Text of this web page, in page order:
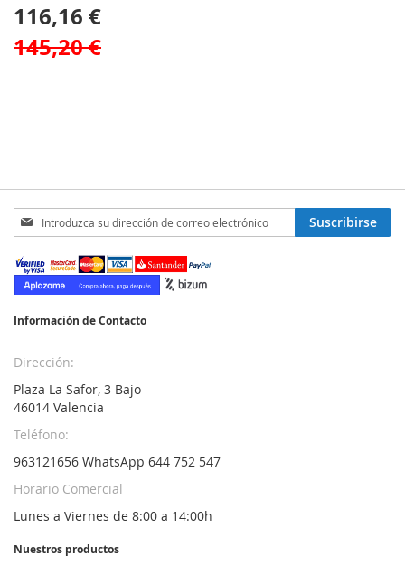
116,16 €
145,20 €
Inscríbase
a
nuestro
boletín
de
Suscribirse
Información de Contacto
Dirección:
Plaza La Safor, 3 Bajo
46014 Valencia
Teléfono:
963121656 WhatsApp 644 752 547
Horario Comercial
Lunes a Viernes de 8:00 a 14:00h
Nuestros productos